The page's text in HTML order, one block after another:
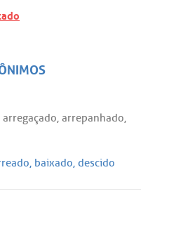
arregaçado, arrepanhado,
, baixado, descido